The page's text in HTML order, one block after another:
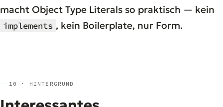
macht Object Type Literals so praktisch — kein
implements , kein Boilerplate, nur Form.
10 · HINTERGRUND